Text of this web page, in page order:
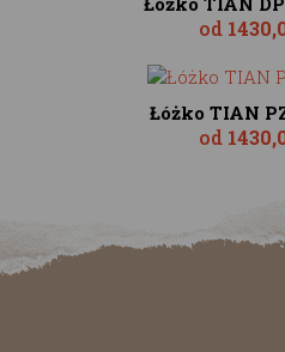
od
Łóżko TIAN
od